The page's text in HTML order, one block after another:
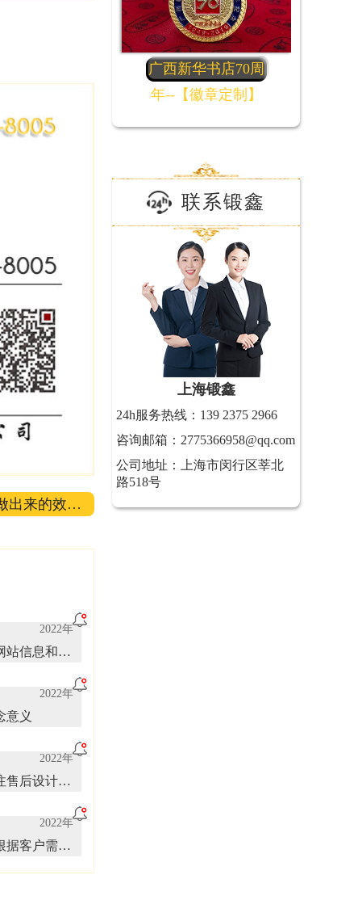
出来的效果
2022年
站信息和内
2022年
意义
2022年
售后设计服
2022年
据客户需求
广西新华书店70周
年--【徽章定制】
联系锻鑫
上海锻鑫
24h服务热线：139 2375 2966
咨询邮箱：2775366958@qq.com
公司地址：上海市闵行区莘北
路518号